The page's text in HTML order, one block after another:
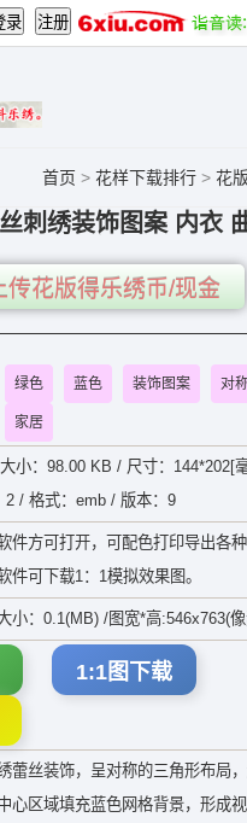
首页 > 花样下载排行 > 花
刺绣装饰图案 内衣
传花版得乐绣币/现金
绿色 蓝色 装饰图案 对
家居
小：98.00 KB / 尺寸：144*202[
2 / 格式：emb / 版本：9
件方可打开，可配色打印导出各
件可下载1：1模拟效果图。
小：0.1(MB) /图宽*高:546x763(
1:1图下载
蕾丝装饰，呈对称的三角形布局
心区域填充蓝色网格背景，形成